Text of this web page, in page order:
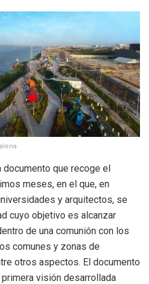
documento que recoge el
meses, en el que, en
y arquitectos, se
cuyo objetivo es alcanzar
de una comunión con los
comunes y zonas de
otros aspectos. El documento
visión desarrollada